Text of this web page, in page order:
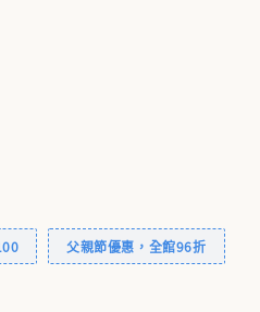
父親節優惠，全館96折